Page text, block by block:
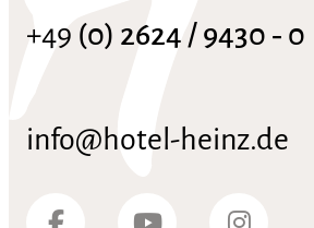
+49 (0) 2624 / 9430 ‑ 0
info@hotel-heinz.de